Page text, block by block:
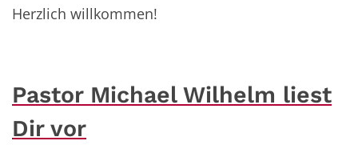
Herzlich willkommen!
Pastor Michael Wilhelm liest
Dir vor